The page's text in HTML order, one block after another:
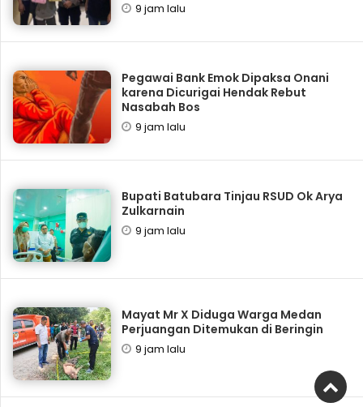
9 jam lalu
Pegawai Bank Emok Dipaksa Onani
karena Dicurigai Hendak Rebut
Nasabah Bos
9 jam lalu
Bupati Batubara Tinjau RSUD Ok Arya
Zulkarnain
9 jam lalu
Mayat Mr X Diduga Warga Medan
Perjuangan Ditemukan di Beringin
9 jam lalu